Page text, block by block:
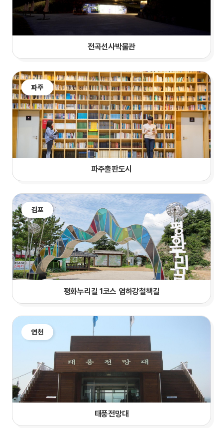
전곡선사박물관
파주
파주출판도시
김포
평화누리길 1코스 염하강철책길
연천
태풍전망대